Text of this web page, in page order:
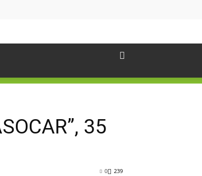
35
239
0